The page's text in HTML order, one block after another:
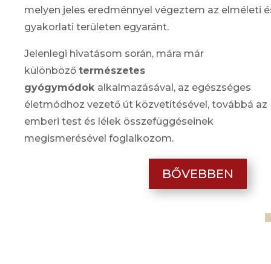
melyen jeles eredménnyel végeztem az elméleti
gyakorlati területen egyaránt.
Jelenlegi hivatásom során, mára már
különböző természetes
gyógymódok alkalmazásával, az egészséges
életmódhoz vezető út közvetítésével, továbbá az
emberi test és lélek összefüggéseinek
megismerésével foglalkozom.
BŐVEBBEN